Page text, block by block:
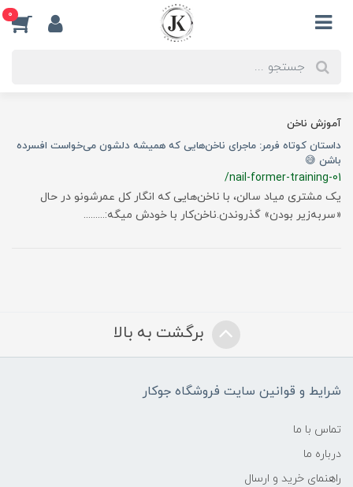
0
آموزش ناخن
داستان کوتاه فرمر: ماجرای ناخن‌هایی که همیشه دلشون می‌خواست افسرده
باشن 😅
/nail-former-training-01
یک مشتری میاد سالن، با ناخن‌هایی که انگار کل عمرشونو در حال
«سربه‌زیر بودن» گذروندن.ناخن‌کار با خودش میگه:.........
برگشت به بالا
شرایط و قوانین سایت فروشگاه جوکار
تماس با ما
درباره ما
راهنمای خرید و ارسال